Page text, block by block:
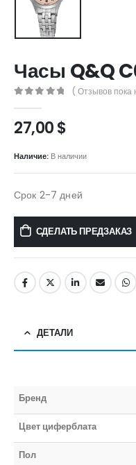
Часы Q&Q
( Отзывов пока
27,00$
Наличие: В наличии
Срок 2-7 дней
СДЕЛАТЬ ПРЕДЗАКАЗ
ДЕТАЛИ
Бренд
Цвет циферблата
Пол